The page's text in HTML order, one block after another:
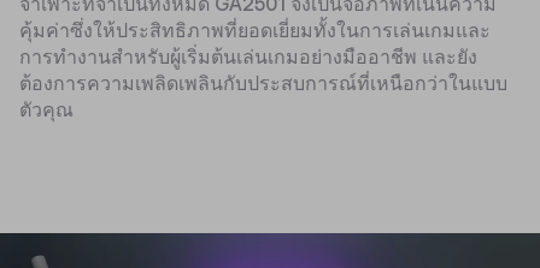
คุ้มค่าซึ่งให้ประสิทธิภาพที่ยอดเยี่ยมทั้งในการเล่นเกมและ
การทำงานสำหรับผู้เริ่มต้นเล่นเกมอย่างมืออาชีพ และยัง
ต้องการความเพลิดเพลินกับประสบการณ์ที่เหนือกว่าในแบบ
ตัวคุณ